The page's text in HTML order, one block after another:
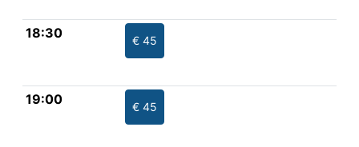
18:30 € 45
19:00 € 45